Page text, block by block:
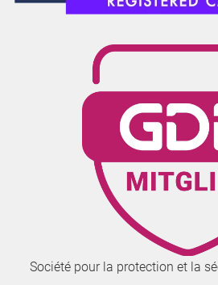
Société pour la protection et la